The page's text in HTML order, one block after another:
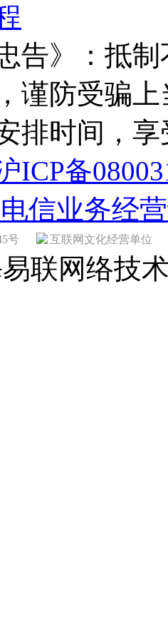
告》：抵
谨防受骗
排时间，
ICP备
信业务经
号 互联网文化经营单位
联网络技